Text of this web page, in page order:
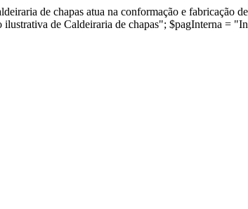
de chapas atua na conformação e fabricação
de Caldeiraria de chapas"; $pagInterna =